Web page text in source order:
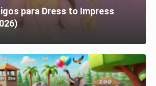
para Dress to Impress